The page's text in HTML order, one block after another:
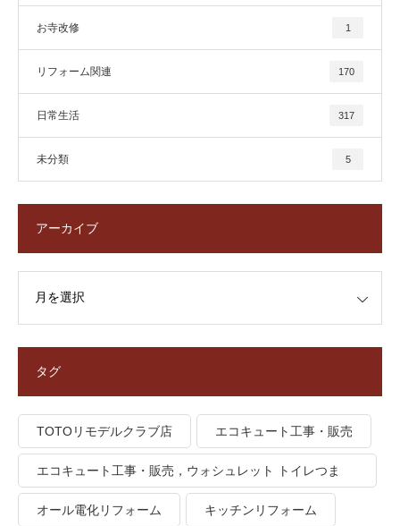
お寺改修 1
リフォーム関連 170
日常生活 317
未分類 5
アーカイブ
タグ
TOTOリモデルクラブ店 エコキュート工事・販売
エコキュート工事・販売，ウォシュレット トイレつま
り、トイレ水漏れ
オール電化リフォーム キッチンリフォーム